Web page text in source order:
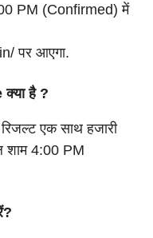
PM (Confirmed) में
पर आएगा.
है ?
रिजल्ट एक साथ हजारी
शाम 4:00 PM